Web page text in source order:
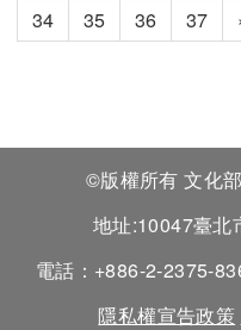
34
35 36 37
©版權所有 文化
地址:10047臺北
電話：+886-2-2375-
隱私權宣告政策